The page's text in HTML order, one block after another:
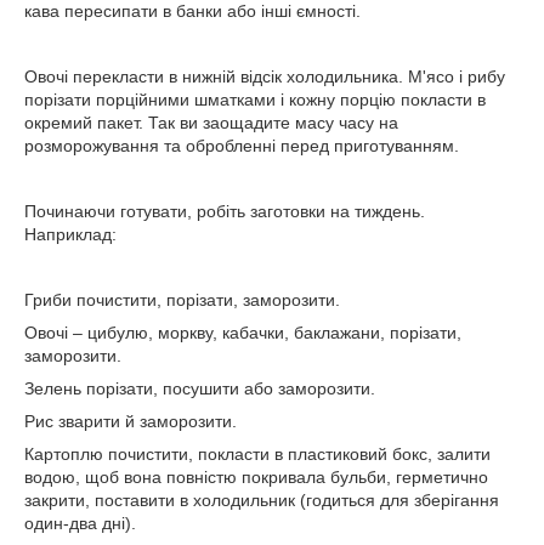
кава пересипати в банки або інші ємності.
Овочі перекласти в нижній відсік холодильника. М'ясо і рибу
порізати порційними шматками і кожну порцію покласти в
окремий пакет. Так ви заощадите масу часу на
розморожування та обробленні перед приготуванням.
Починаючи готувати, робіть заготовки на тиждень.
Наприклад:
Гриби почистити, порізати, заморозити.
Овочі – цибулю, моркву, кабачки, баклажани, порізати,
заморозити.
Зелень порізати, посушити або заморозити.
Рис зварити й заморозити.
Картоплю почистити, покласти в пластиковий бокс, залити
водою, щоб вона повністю покривала бульби, герметично
закрити, поставити в холодильник (годиться для зберігання
один-два дні).